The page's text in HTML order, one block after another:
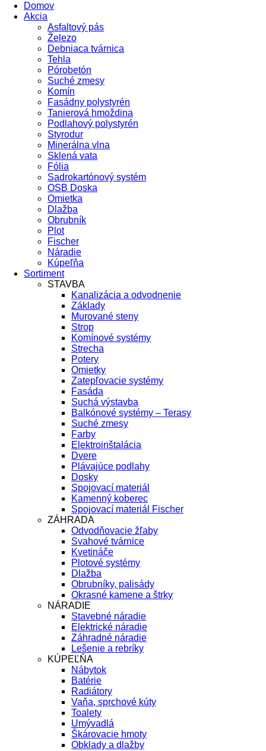
Domov
Akcia
Asfaltový pás
Železo
Debniaca tvárnica
Tehla
Pórobetón
Suché zmesy
Komín
Fasádny polystyrén
Tanierová hmoždina
Podlahový polystyrén
Styrodur
Minerálna vlna
Sklená vata
Fólia
Sadrokartónový systém
OSB Doska
Omietka
Dlažba
Obrubník
Plot
Fischer
Náradie
Kúpeľňa
Sortiment
STAVBA
Kanalizácia a odvodnenie
Základy
Murované steny
Strop
Komínové systémy
Strecha
Potery
Omietky
Zatepľovacie systémy
Fasáda
Suchá výstavba
Balkónové systémy – Terasy
Suché zmesy
Farby
Elektroinštalácia
Dvere
Plávajúce podlahy
Dosky
Spojovací materiál
Kamenný koberec
Spojovací materiál Fischer
ZÁHRADA
Odvodňovacie žľaby
Svahové tvárnice
Kvetináče
Plotové systémy
Dlažba
Obrubníky, palisády
Okrasné kamene a štrky
NÁRADIE
Stavebné náradie
Elektrické náradie
Záhradné náradie
Lešenie a rebríky
KÚPEĽŇA
Nábytok
Batérie
Radiátory
Vaňa, sprchové kúty
Toalety
Umývadlá
Škárovacie hmoty
Obklady a dlažby